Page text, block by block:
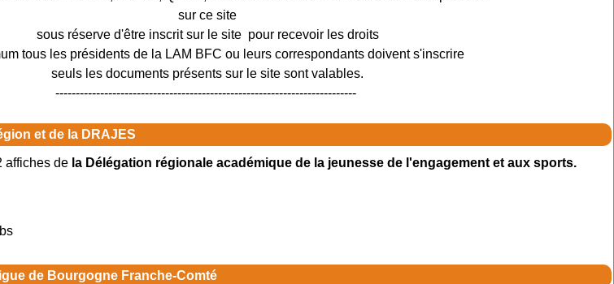
sur ce site
sous réserve d'être inscrit sur le site pour recevoir les droits
tous les présidents de la LAM BFC ou leurs correspondants doivent s'inscrire
seuls les documents présents sur le site sont valables.
--------------------------------------------------------------------------
et de la DRAJES
affiches de la Délégation régionale académique de la jeunesse de l'engagement et aux sports.
de Bourgogne Franche-Comté